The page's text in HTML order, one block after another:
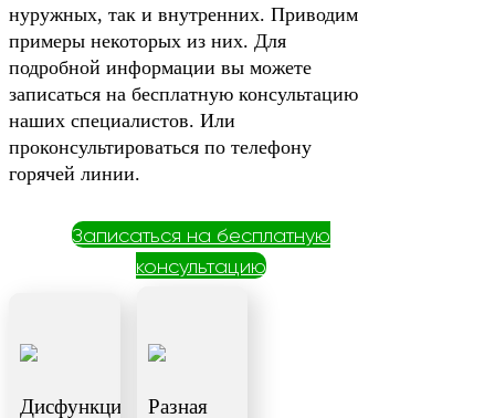
нуружных, так и внутренних. Приводим
примеры некоторых из них. Для
подробной информации вы можете
записаться на бесплатную консультацию
наших специалистов. Или
проконсультироваться по телефону
горячей линии.
Записаться на бесплатную
консультацию
Дисфункция
Разная